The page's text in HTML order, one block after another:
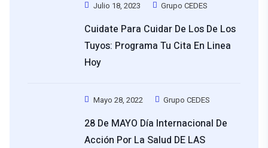
Julio 18, 2023 Grupo CEDES
Cuidate Para Cuidar De Los De Los
Tuyos: Programa Tu Cita En Linea
Hoy
Mayo 28, 2022 Grupo CEDES
28 De MAYO Día Internacional De
Acción Por La Salud DE LAS